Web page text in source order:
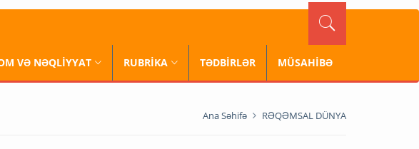
VƏ NƏQLİYYAT RUBRİKA TƏDBİRLƏR MÜSAHİBƏ
Ana Səhifə RƏQƏMSAL DÜNYA